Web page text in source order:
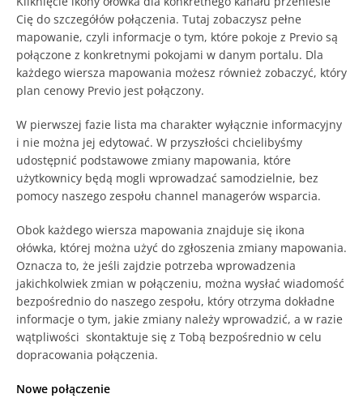
Cię do szczegółów połączenia. Tutaj zobaczysz pełne
mapowanie, czyli informacje o tym, które pokoje z Previo są
połączone z konkretnymi pokojami w danym portalu. Dla
każdego wiersza mapowania możesz również zobaczyć, który
plan cenowy Previo jest połączony.
W pierwszej fazie lista ma charakter wyłącznie informacyjny
i nie można jej edytować. W przyszłości chcielibyśmy
udostępnić podstawowe zmiany mapowania, które
użytkownicy będą mogli wprowadzać samodzielnie, bez
pomocy naszego zespołu channel managerów wsparcia.
Obok każdego wiersza mapowania znajduje się ikona
ołówka, której można użyć do zgłoszenia zmiany mapowania.
Oznacza to, że jeśli zajdzie potrzeba wprowadzenia
jakichkolwiek zmian w połączeniu, można wysłać wiadomość
bezpośrednio do naszego zespołu, który otrzyma dokładne
informacje o tym, jakie zmiany należy wprowadzić, a w razie
wątpliwości skontaktuje się z Tobą bezpośrednio w celu
dopracowania połączenia.
Nowe połączenie